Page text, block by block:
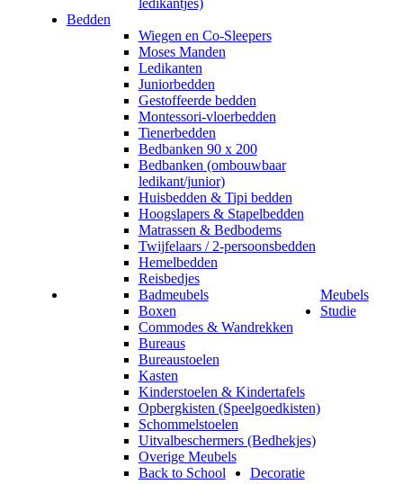
ledikantjes)
Bedden
Wiegen en Co-Sleepers
Moses Manden
Ledikanten
Juniorbedden
Gestoffeerde bedden
Montessori-vloerbedden
Tienerbedden
Bedbanken 90 x 200
Bedbanken (ombouwbaar
ledikant/junior)
Huisbedden & Tipi bedden
Hoogslapers & Stapelbedden
Matrassen & Bedbodems
Twijfelaars / 2-persoonsbedden
Hemelbedden
Reisbedjes
Meubels
Badmeubels
Boxen
Commodes & Wandrekken
Bureaus
Bureaustoelen
Kasten
Kinderstoelen & Kindertafels
Opbergkisten (Speelgoedkisten)
Schommelstoelen
Uitvalbeschermers (Bedhekjes)
Overige Meubels
Studie
Back to School
Decoratie